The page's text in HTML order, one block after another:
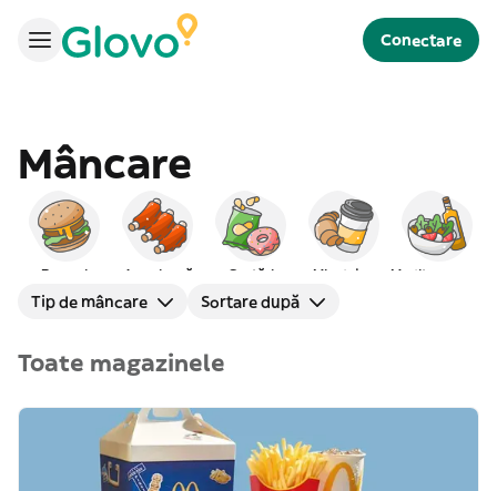
Conectare
Mâncare
Burgeri Americană Gustări Mic dejun
Tip de mâncare Sortare după
Toate magazinele